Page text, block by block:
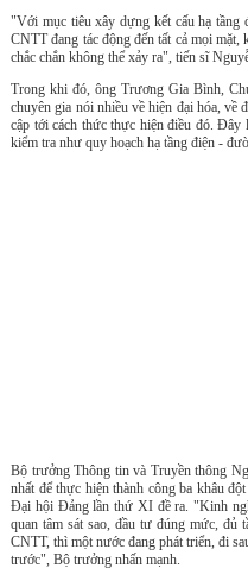
"Với mục tiêu xây dựng kết cấu hạ tầng
CNTT đang tác động đến tất cả mọi
chắc chắn không thể xảy ra", tiến sĩ
Trong khi đó, ông Trương Gia Bình,
chuyên gia nói nhiều về hiện đại hóa,
cập tới cách thức thực hiện điều đó.
kiểm tra như quy hoạch hạ tầng điện -
Bộ trưởng Thông tin và Truyền thông
nhất để thực hiện thành công ba khâu
Đại hội Đảng lần thứ XI đề ra. "Kinh
quan tâm sát sao, đầu tư đúng mức,
CNTT, thì một nước đang phát triển, đi
trước", Bộ trưởng nhấn mạnh.